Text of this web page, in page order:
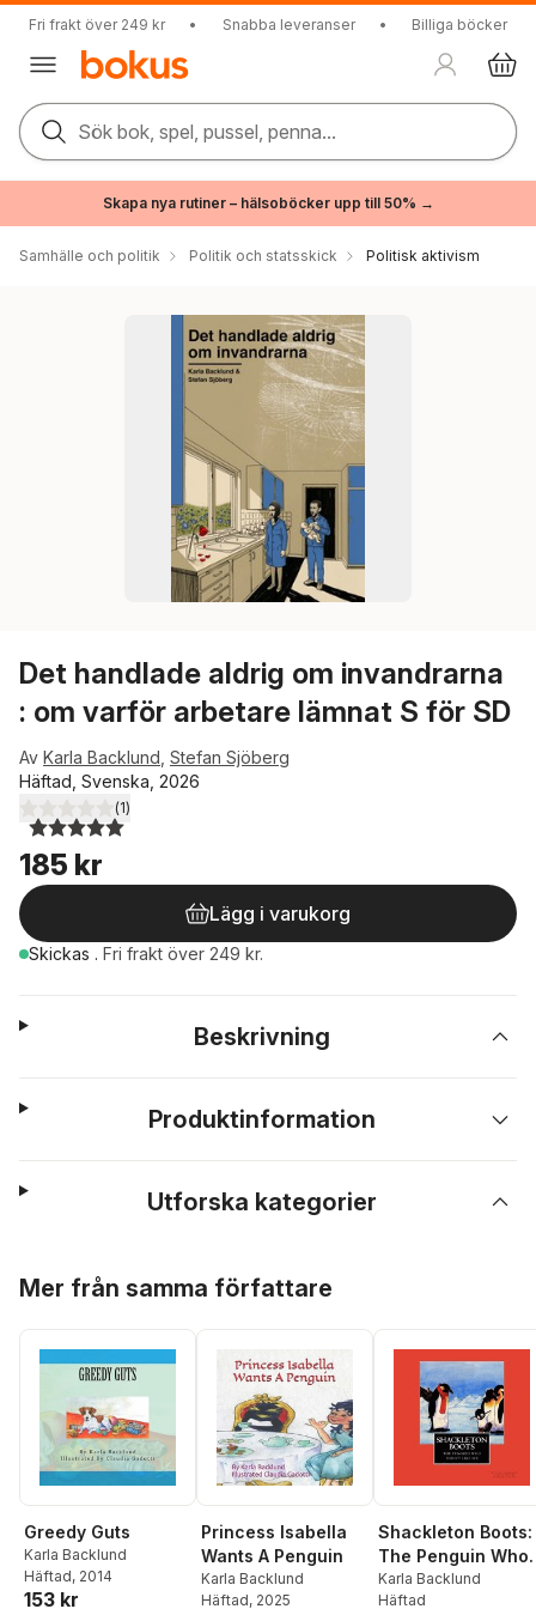
Fri frakt över 249 kr • Snabba leveranser • Billiga böcker
Sök bok, spel, pussel, penna...
Skapa nya rutiner – hälsoböcker upp till 50% →
Samhälle och politik Politik och statsskick Politisk aktivism
Det handlade aldrig om invandrarna
: om varför arbetare lämnat S för SD
Av Karla Backlund Stefan Sjöberg
Häftad, Svenska, 2026
5,0utav 5 stjärnor. Totalt antal röster:
(1)
185 kr
Lägg i varukorg
Skickas . Fri frakt över 249 kr.
Beskrivning
Produktinformation
Utforska kategorier
Mer från samma författare
Greedy Guts
Karla Backlund
Häftad, 2014
153 kr
Princess Isabella
Wants A Penguin
Karla Backlund
Häftad, 2025
Shackleton Boots:
The Penguin Who
Didn't Like Ice
Karla Backlund
Häftad